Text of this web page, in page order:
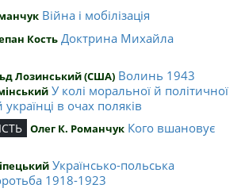
Війна і мобілізація
Кость Доктрина Михайла
Лозинський (США) Волинь 1943
У колі моральної й політичної
українці в очах поляків
Олег К. Романчук Кого вшановує
Українсько-польська
1918-1923